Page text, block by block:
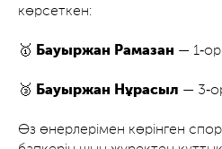
көрсеткен:
🥇 Бауыржан Рамазан —
🥉 Бауыржан Нұрасыл —
Өз өнерлерімен көрінген